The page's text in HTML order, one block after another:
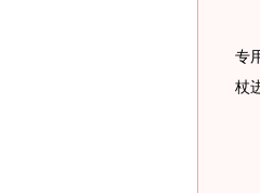
8
专
杖
9